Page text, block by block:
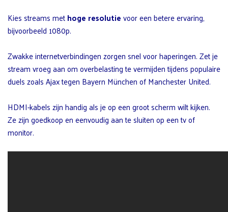
Kies streams methoge resolutievoor een betere ervaring,
bijvoorbeeld 1080p.
Zwakke internetverbindingen zorgen snel voor haperingen. Zet je
stream vroeg aan om overbelasting te vermijden tijdens populaire
duels zoals Ajax tegen Bayern München of Manchester United.
HDMI-kabels zijn handig als je op een groot scherm wilt kijken.
Ze zijn goedkoop en eenvoudig aan te sluiten op een tv of
monitor.